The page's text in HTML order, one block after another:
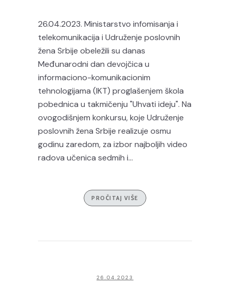
26.04.2023. Ministarstvo infomisanja i
telekomunikacija i Udruženje poslovnih
žena Srbije obeležili su danas
Međunarodni dan devojčica u
informaciono-komunikacionim
tehnologijama (IKT) proglašenjem škola
pobednica u takmičenju "Uhvati ideju". Na
ovogodišnjem konkursu, koje Udruženje
poslovnih žena Srbije realizuje osmu
godinu zaredom, za izbor najboljih video
radova učenica sedmih i...
PROČITAJ VIŠE
26.04.2023